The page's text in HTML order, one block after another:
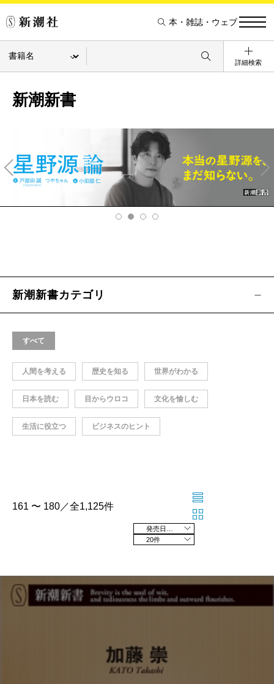
本・雑誌・ウェブ
詳細検索
新潮新書
v
Ne
xt
新潮新書カテゴリ
すべて
人間を考える 歴史を知る 世界がわかる
日本を読む 目からウロコ 文化を愉しむ
生活に役立つ ビジネスのヒント
161 〜 180／全1,125件
20件